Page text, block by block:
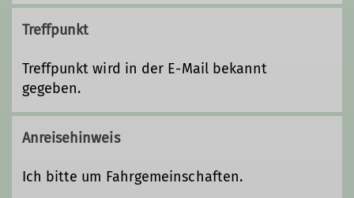
Treffpunkt
Treffpunkt wird in der E-Mail bekannt
gegeben.
Anreisehinweis
Ich bitte um Fahrgemeinschaften.